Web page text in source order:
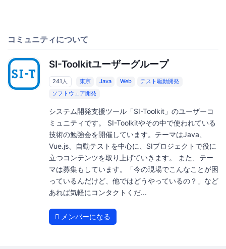
コミュニティについて
SI-Toolkitユーザーグループ
241人 東京 Java Web
テスト駆動開発
ソフトウェア開発
システム開発支援ツール「SI-Toolkit」のユーザーコ
ミュニティです。 SI-Toolkitやその中で使われている
技術の勉強会を開催しています。テーマはJava、
Vue.js、自動テストを中心に、SIプロジェクトで役に
立つコンテンツを取り上げていきます。 また、テー
マは募集もしています。「今の現場でこんなことが困
っているんだけど、他ではどうやっているの？」など
あれば気軽にコンタクトくだ...
メンバーになる